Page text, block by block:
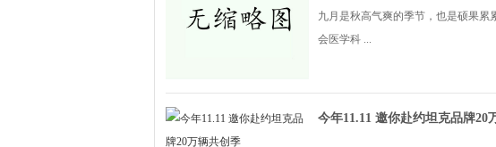
九月是秋高气爽的季节，也是硕果
会医学科 ...
今年11.11 邀你赴约坦克品牌20